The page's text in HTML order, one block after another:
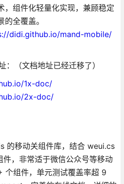
，组件化轻量化实现，兼顾稳定
全覆盖。
didi.github.io/mand-mobile/
：（文档地址已经迁移了）
1x-doc/
2x-doc/
的移动关组件库，结合 weui.cs
，非常适于微信公众号等移动
组件，单元测试覆盖率超 9